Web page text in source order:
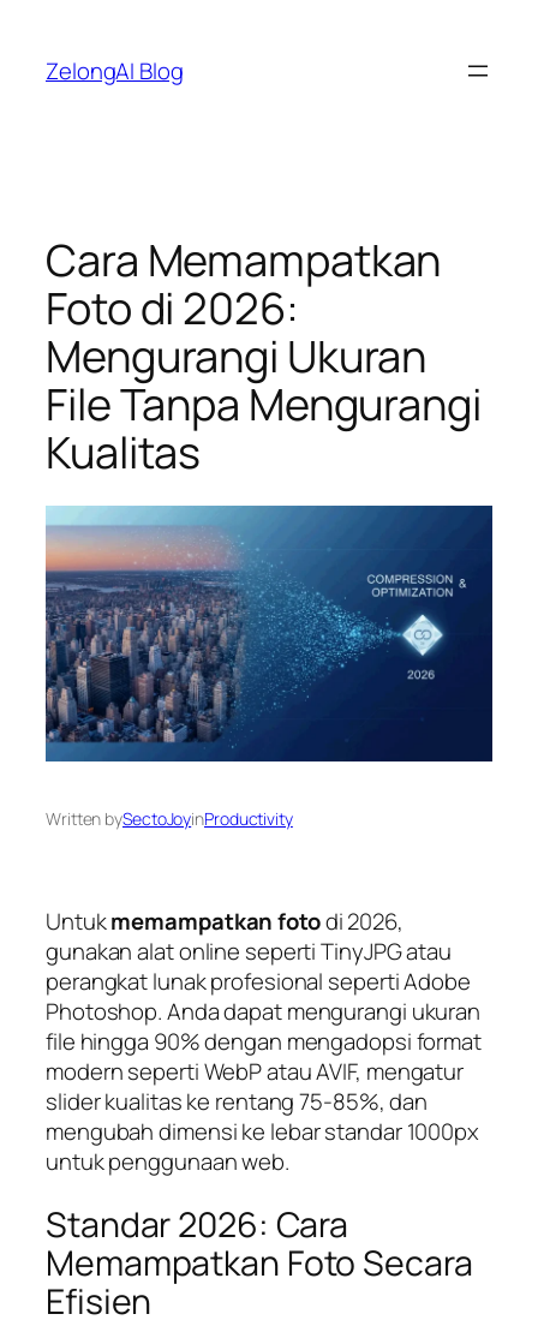
konten
ZelongAI Blog
Cara Memampatkan
Foto di 2026:
Mengurangi Ukuran
File Tanpa Mengurangi
Kualitas
Written bySectoJoyinProductivity
Untukmemampatkan fotodi 2026,
gunakan alat online seperti TinyJPG atau
perangkat lunak profesional seperti Adobe
Photoshop. Anda dapat mengurangi ukuran
file hingga 90% dengan mengadopsi format
modern seperti WebP atau AVIF, mengatur
slider kualitas ke rentang 75-85%, dan
mengubah dimensi ke lebar standar 1000px
untuk penggunaan web.
Standar 2026: Cara
Memampatkan Foto Secara
Efisien